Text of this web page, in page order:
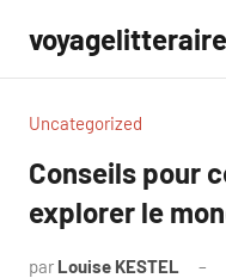
contenu
voyagelitteraire
Uncategorized
Conseils pour
explorer le
par Louise KESTEL